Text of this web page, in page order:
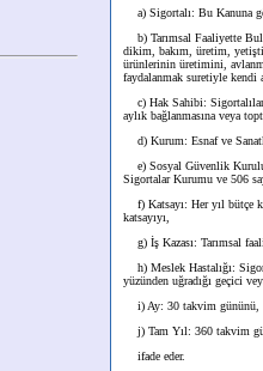
a) Sigortalı: Bu Kanuna
b) Tarımsal Faaliyette
dikim, bakım, üretim,
ürünlerinin üretimini,
faydalanmak suretiyle kendi
c) Hak Sahibi:
aylık bağlanmasına veya
d) Kurum: Esnaf ve
e) Sosyal Güvenlik
Sigortalar Kurumu ve 506
f) Katsayı: Her yıl bütçe
katsayıyı,
g) İş Kazası: Tarımsal
h) Meslek Hastalığı:
yüzünden uğradığı geçici
i) Ay: 30 takvim gününü,
j) Tam Yıl: 360 takvim
ifade eder.